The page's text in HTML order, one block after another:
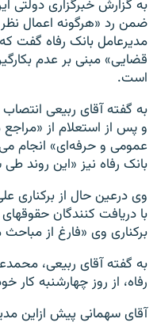
ضمن رد «هرگونه اعمال
مدیرعامل بانک رفاه گفت
قضایی» مبنی بر عدم
است.
به گفته آقای ربیعی
و پس از استعلام از
عمومی و حرفه‌ای» انجام
بانک رفاه نیز «این روند
وی درعین حال از برکناری
با دریافت کنندگان
برکناری وی «فارغ از
به گفته آقای ربیعی،
رفاه، از روز چهارشنبه کار
آقای سهمانی پیش ازاین